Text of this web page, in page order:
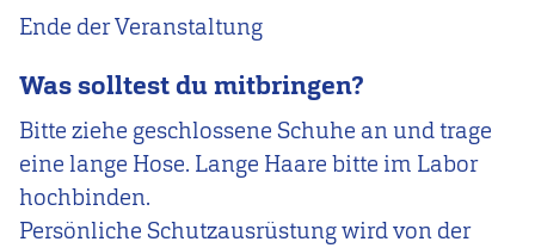
Ende der Veranstaltung
Was solltest du mitbringen?
Bitte ziehe geschlossene Schuhe an und trage
eine lange Hose. Lange Haare bitte im Labor
hochbinden.
Persönliche Schutzausrüstung wird von der